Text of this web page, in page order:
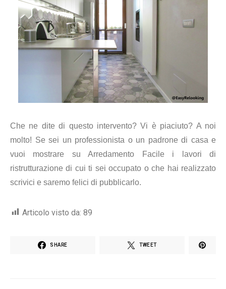
Che ne dite di questo intervento? Vi è piaciuto? A noi
molto! Se sei un professionista o un padrone di casa e
vuoi mostrare su Arredamento Facile i lavori di
ristrutturazione di cui ti sei occupato o che hai realizzato
scrivici e saremo felici di pubblicarlo.
Articolo visto da: 89
SHARE TWEET